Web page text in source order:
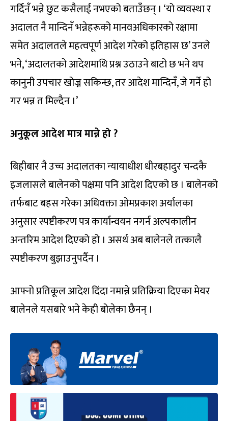
गर्दिनँ भन्ने छुट कसैलाई नभएको बताउँछन् । ‘यो व्यवस्था र
अदालत नै मान्दिनँ भन्नेहरूको मानवअधिकारको रक्षामा
समेत अदालतले महत्वपूर्ण आदेश गरेको इतिहास छ’ उनले
भने, ‘अदालतको आदेशमाथि प्रश्न उठाउने बाटो छ भने थप
कानुनी उपचार खोज्न सकिन्छ, तर आदेश मान्दिनँ, जे गर्ने हो
गर भन्न त मिल्दैन ।’
अनुकूल आदेश मात्र मान्ने हो ?
बिहीबार नै उच्च अदालतका न्यायाधीश धीरबहादुर चन्दकै
इजलासले बालेनको पक्षमा पनि आदेश दिएको छ । बालेनको
तर्फबाट बहस गरेका अधिवक्ता ओमप्रकाश अर्यालका
अनुसार स्पष्टीकरण पत्र कार्यान्वयन नगर्न अल्पकालीन
अन्तरिम आदेश दिएको हो । असर्थ अब बालेनले तत्कालै
स्पष्टीकरण बुझाउनुपर्दैन ।
आफ्नो प्रतिकूल आदेश दिंदा नमान्ने प्रतिक्रिया दिएका मेयर
बालेनले यसबारे भने केही बोलेका छैनन् ।